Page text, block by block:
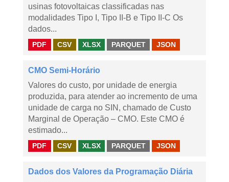
usinas fotovoltaicas classificadas nas
modalidades Tipo I, Tipo II-B e Tipo II-C Os
dados...
PDF CSV XLSX PARQUET JSON
CMO Semi-Horário
Valores do custo, por unidade de energia
produzida, para atender ao incremento de uma
unidade de carga no SIN, chamado de Custo
Marginal de Operação – CMO. Este CMO é
estimado...
PDF CSV XLSX PARQUET JSON
Dados dos Valores da Programação Diária